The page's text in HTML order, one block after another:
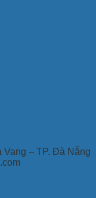
– TP. Đà Nẵng